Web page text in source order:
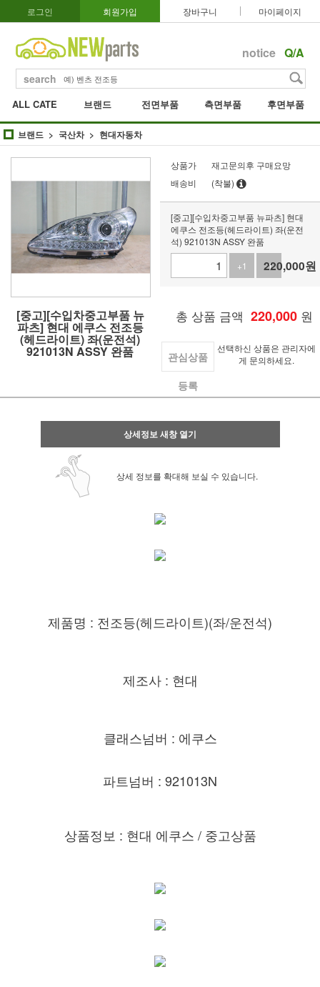
로그인 회원가입 장바구니 마이페이지
notice Q/A
search
ALL CATE 브랜드 전면부품 측면부품 후면부품
브랜드 국산차 현대자동차
[중고][수입차중고부품 뉴
파츠] 현대 에쿠스 전조등
(헤드라이트) 좌(운전석)
921013N ASSY 완품
상품가
재고문의후 구매요망
배송비
(착불)
[중고][수입차중고부품 뉴파츠] 현대
에쿠스 전조등(헤드라이트) 좌(운전
석) 921013N ASSY 완품
+1
-1
220,000원
총 상품 금액 220,000 원
관심상품
등록
선택하신 상품은 관리자에
게 문의하세요.
상세정보 새창 열기
상세 정보를 확대해 보실 수 있습니다.
제품명 : 전조등(헤드라이트)(좌/운전석)
제조사 : 현대
클래스넘버 : 에쿠스
파트넘버 : 921013N
상품정보 : 현대 에쿠스 / 중고상품